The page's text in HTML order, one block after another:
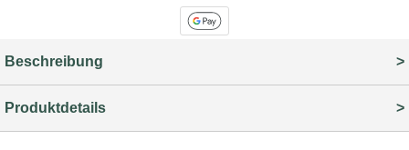
Beschreibung
Produktdetails